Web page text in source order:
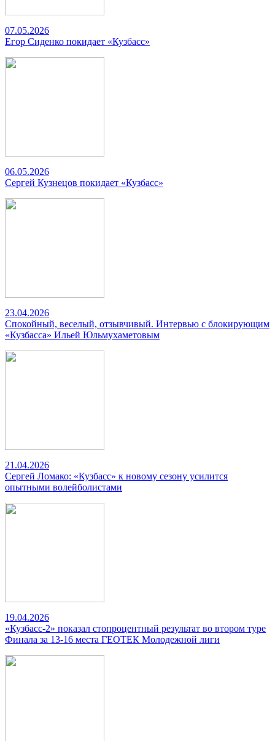
07.05.2026
Егор Сиденко покидает «Кузбасс»
06.05.2026
Сергей Кузнецов покидает «Кузбасс»
23.04.2026
Спокойный, веселый, отзывчивый. Интервью с блокирующим
«Кузбасса» Ильей Юльмухаметовым
21.04.2026
Сергей Ломако: «Кузбасс» к новому сезону усилится
опытными волейболистами
19.04.2026
«Кузбасс-2» показал стопроцентный результат во втором туре
Финала за 13-16 места ГЕОТЕК Молодежной лиги